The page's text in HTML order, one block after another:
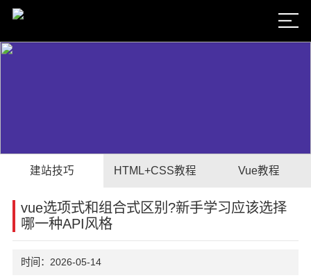
建站技巧 HTML+CSS教程 Vue教程
vue选项式和组合式区别?新手学习应该选择
哪一种API风格
时间：2026-05-14